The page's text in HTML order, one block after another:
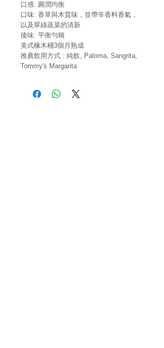
口感: 圓潤均衡
口味: 香草與木質味，並帶辛香料香氣，
以及翠綠蔬菜的清新
後味: 平衡勻稱
美式橡木桶3個月熟成
推薦飲用方式 : 純飲, Paloma, Sangrita,
Tommy's Margarita